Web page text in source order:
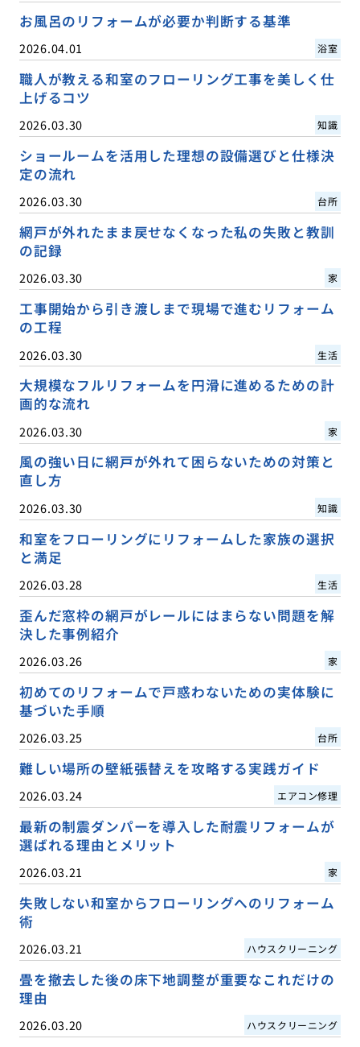
お風呂のリフォームが必要か判断する基準
2026.04.01 浴室
職人が教える和室のフローリング工事を美しく仕
上げるコツ
2026.03.30 知識
ショールームを活用した理想の設備選びと仕様決
定の流れ
2026.03.30 台所
網戸が外れたまま戻せなくなった私の失敗と教訓
の記録
2026.03.30 家
工事開始から引き渡しまで現場で進むリフォーム
の工程
2026.03.30 生活
大規模なフルリフォームを円滑に進めるための計
画的な流れ
2026.03.30 家
風の強い日に網戸が外れて困らないための対策と
直し方
2026.03.30 知識
和室をフローリングにリフォームした家族の選択
と満足
2026.03.28 生活
歪んだ窓枠の網戸がレールにはまらない問題を解
決した事例紹介
2026.03.26 家
初めてのリフォームで戸惑わないための実体験に
基づいた手順
2026.03.25 台所
難しい場所の壁紙張替えを攻略する実践ガイド
2026.03.24 エアコン修理
最新の制震ダンパーを導入した耐震リフォームが
選ばれる理由とメリット
2026.03.21 家
失敗しない和室からフローリングへのリフォーム
術
2026.03.21 ハウスクリーニング
畳を撤去した後の床下地調整が重要なこれだけの
理由
2026.03.20 ハウスクリーニング